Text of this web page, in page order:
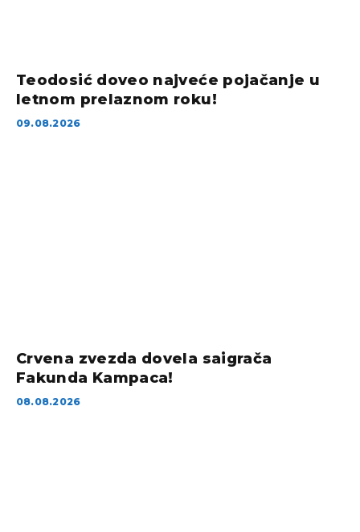
Teodosić doveo najveće pojačanje u
letnom prelaznom roku!
09.08.2026
Crvena zvezda dovela saigrača
Fakunda Kampaca!
08.08.2026